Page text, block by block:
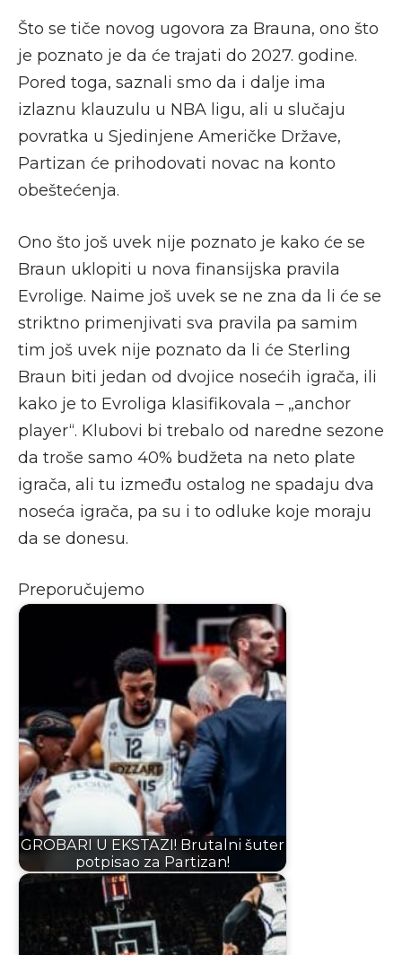
Što se tiče novog ugovora za Brauna, ono što
je poznato je da će trajati do 2027. godine.
Pored toga, saznali smo da i dalje ima
izlaznu klauzulu u NBA ligu, ali u slučaju
povratka u Sjedinjene Američke Države,
Partizan će prihodovati novac na konto
obeštećenja.
Ono što još uvek nije poznato je kako će se
Braun uklopiti u nova finansijska pravila
Evrolige. Naime još uvek se ne zna da li će se
striktno primenjivati sva pravila pa samim
tim još uvek nije poznato da li će Sterling
Braun biti jedan od dvojice nosećih igrača, ili
kako je to Evroliga klasifikovala – „anchor
player“. Klubovi bi trebalo od naredne sezone
da troše samo 40% budžeta na neto plate
igrača, ali tu između ostalog ne spadaju dva
noseća igrača, pa su i to odluke koje moraju
da se donesu.
Preporučujemo
GROBARI U EKSTAZI! Brutalni šuter
potpisao za Partizan!